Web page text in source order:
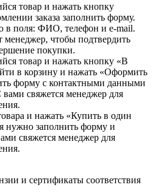
товар и нажать кнопку
заказа заполнить форму.
в поля: ФИО, телефон и e-mail.
менеджер, чтобы подтвердить
покупки.
товар и нажать кнопку «В
в корзину и нажать «Оформить
форму с контактными данными
вами свяжется менеджер для
и нажать «Купить в один
нужно заполнить форму и
свяжется менеджер для
и сертификаты соответствия